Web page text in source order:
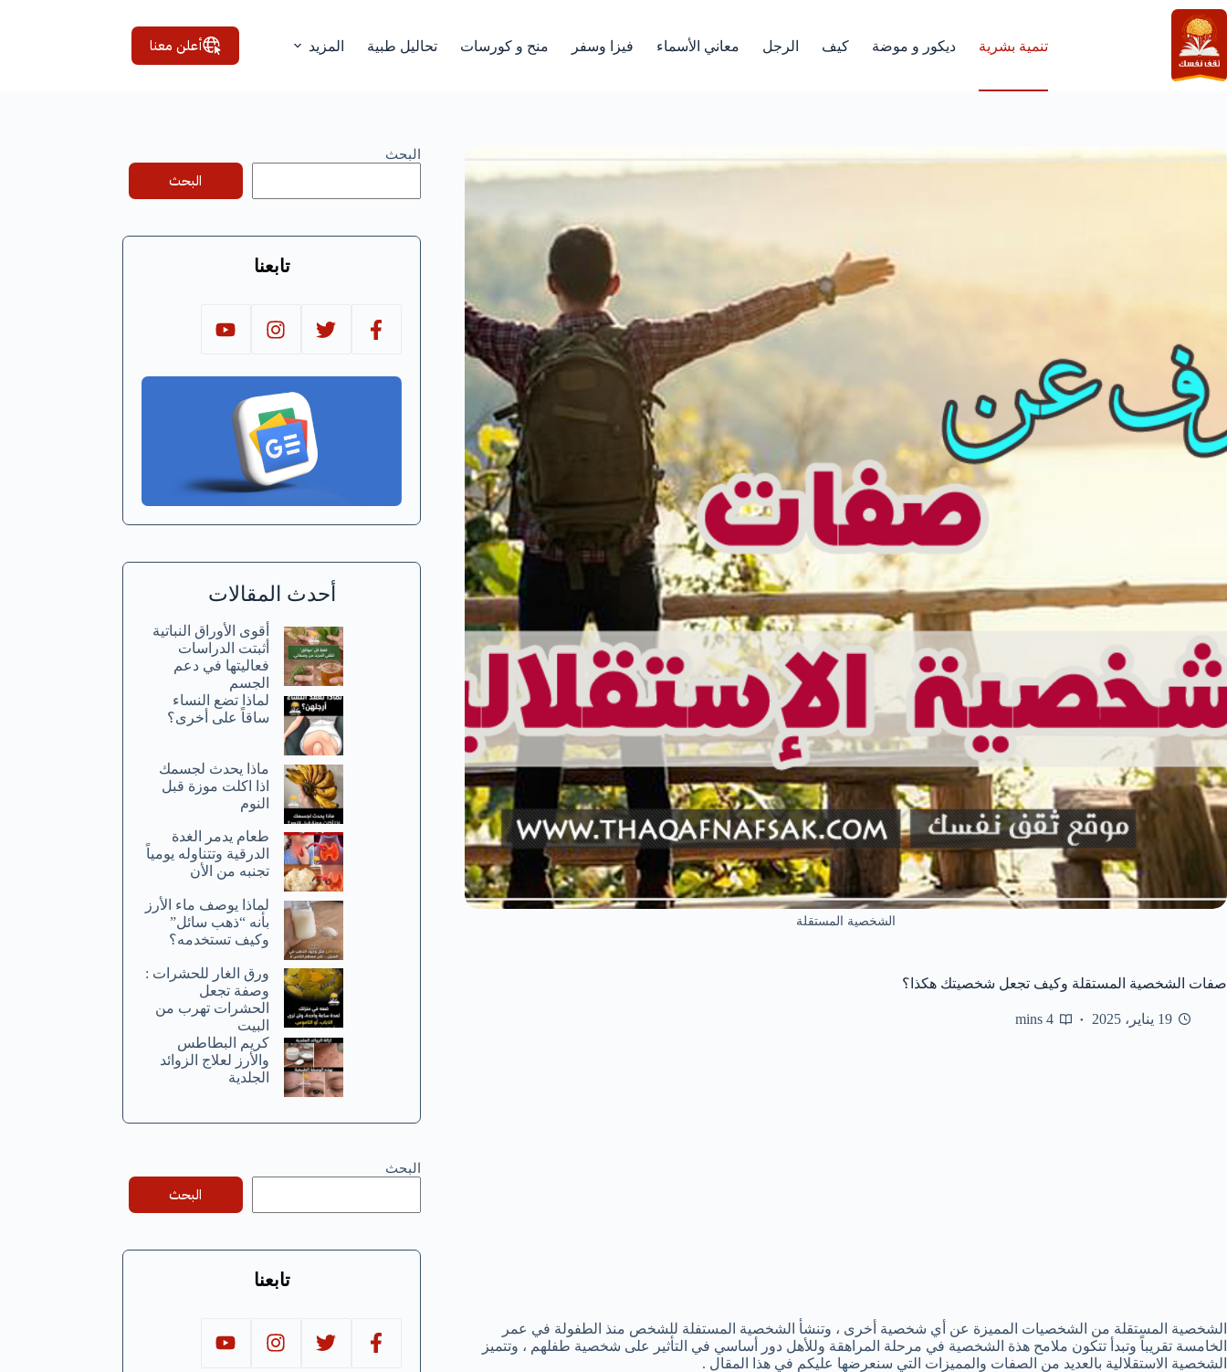
التجاوز
إلى
المحتوى
تنمية بشرية ديكور و موضة كيف الرجل معاني الأسماء فيزا وسفر منح و كورسات تحاليل طبية المزيد أعلن معنا
الشخصية المستقلة
صفات الشخصية المستقلة وكيف تجعل شخصيتك هكذا؟
19 يناير، 2025 4 mins
الشخصية المستقلة من الشخصيات المميزة عن أي شخصية أخرى ، وتنشأ الشخصية المستفلة للشخص منذ الطفولة في عمر
الخامسة تقريباً وتبدأ تتكون ملامح هذة الشخصية في مرحلة المراهقة وللأهل دور أساسي في التأثير على شخصية طفلهم ، وتتميز
الشخصية الاستقلالية بالعديد من الصفات والمميزات التي سنعرضها عليكم في هذا المقال .
البحث
البحث
تابعنا
أحدث المقالات
أقوى الأوراق النباتية
أثبتت الدراسات
فعاليتها في دعم
الجسم
لماذا تضع النساء
ساقاً على أخرى؟
ماذا يحدث لجسمك
اذا اكلت موزة قبل
النوم
طعام يدمر الغدة
الدرقية وتتناوله يومياً
تجنبه من الأن
لماذا يوصف ماء الأرز
بأنه “ذهب سائل”
وكيف تستخدمه؟
ورق الغار للحشرات :
وصفة تجعل
الحشرات تهرب من
البيت
كريم البطاطس
والأرز لعلاج الزوائد
الجلدية
البحث
البحث
تابعنا